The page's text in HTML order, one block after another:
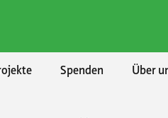
Spenden Über